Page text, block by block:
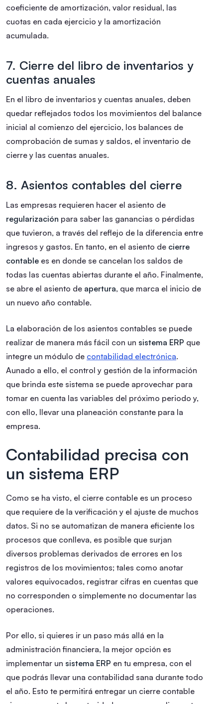
coeficiente de amortización, valor residual, las
cuotas en cada ejercicio y la amortización
acumulada.
7. Cierre del libro de inventarios y
cuentas anuales
En el libro de inventarios y cuentas anuales, deben
quedar reflejados todos los movimientos del balance
inicial al comienzo del ejercicio, los balances de
comprobación de sumas y saldos, el inventario de
cierre y las cuentas anuales.
8. Asientos contables del cierre
Las empresas requieren hacer el asiento de
regularización para saber las ganancias o pérdidas
que tuvieron, a través del reflejo de la diferencia entre
ingresos y gastos. En tanto, en el asiento de cierre
contable es en donde se cancelan los saldos de
todas las cuentas abiertas durante el año. Finalmente,
se abre el asiento de apertura, que marca el inicio de
un nuevo año contable.
La elaboración de los asientos contables se puede
realizar de manera más fácil con un sistema ERP que
integre un módulo de contabilidad electrónica.
Aunado a ello, el control y gestión de la información
que brinda este sistema se puede aprovechar para
tomar en cuenta las variables del próximo periodo y,
con ello, llevar una planeación constante para la
empresa.
Contabilidad precisa con
un sistema ERP
Como se ha visto, el cierre contable es un proceso
que requiere de la verificación y el ajuste de muchos
datos. Si no se automatizan de manera eficiente los
procesos que conlleva, es posible que surjan
diversos problemas derivados de errores en los
registros de los movimientos; tales como anotar
valores equivocados, registrar cifras en cuentas que
no corresponden o simplemente no documentar las
operaciones.
Por ello, si quieres ir un paso más allá en la
administración financiera, la mejor opción es
implementar un sistema ERP en tu empresa, con el
que podrás llevar una contabilidad sana durante todo
el año. Esto te permitirá entregar un cierre contable